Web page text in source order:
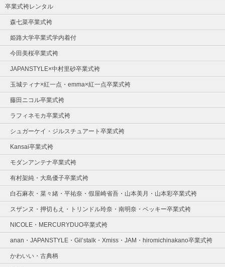
卒業式袴レンタル
森七菜卒業式袴
姫路大学卒業式学内着付
今田美桜卒業式袴
JAPANSTYLE×中村里砂卒業式袴
玉城ティナ×紅一点・emma×紅一点卒業式袴
藤田ニコル卒業式袴
ラフィネモカ卒業式袴
シュガーケイ・ジルスチュアート卒業式袴
Kansai卒業式袴
モダンアンテナ卒業式袴
有村架純・大島優子卒業式袴
白石麻衣・菜々緒・平祐奈・假屋崎省吾・山本美月・山本彩卒業式袴
スザンヌ・押切もえ・トリンドル玲奈・南明奈・ベッキー卒業式袴
NICOLE・MERCURYDUO卒業式袴
anan・JAPANSTYLE・Gil’stalk・Xmiss・JAM・hiromichinakano卒業式袴
かわいい・古典柄